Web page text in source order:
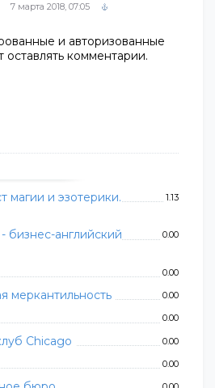
магии и эзотерики.
1.13
бизнес-английский
0.00
0.00
меркантильность 0.00
0.00
Chicago 0.00
0.00
7 марта 2018, 07:05
и авторизованные
оставлять комментарии.